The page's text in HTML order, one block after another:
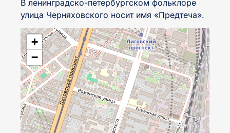
В ленинградско-петербургском фольклоре
улица Черняховского носит имя «Предтеча».
+
−